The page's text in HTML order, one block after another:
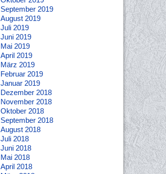
September 2019
August 2019
Juli 2019
Juni 2019
Mai 2019
April 2019
März 2019
Februar 2019
Januar 2019
Dezember 2018
November 2018
Oktober 2018
September 2018
August 2018
Juli 2018
Juni 2018
Mai 2018
April 2018